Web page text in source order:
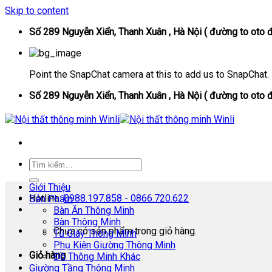
Skip to content
Số 289 Nguyễn Xiển, Thanh Xuân , Hà Nội ( đường to oto
Point the SnapChat camera at this to add us to SnapChat.
Số 289 Nguyễn Xiển, Thanh Xuân , Hà Nội ( đường to oto
Hotline:0988.197.858 - 0866.720.622
Chưa có sản phẩm trong giỏ hàng.
Giỏ hàng
Giới Thiệu
Sản Phẩm
Bàn Ăn Thông Minh
Bàn Thông Minh
Tủ Giày Thông Minh
Phụ Kiện Giường Thông Minh
Đồ Thông Minh Khác
Giường Tầng Thông Minh